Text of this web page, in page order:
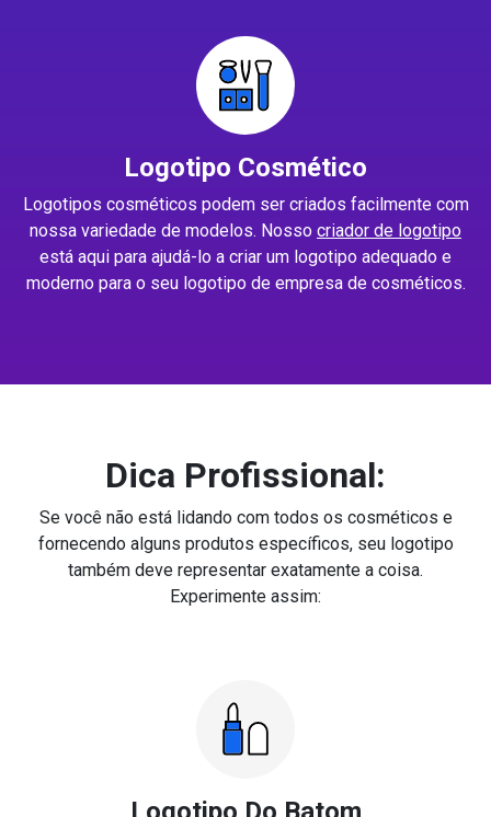
Logotipo Cosmético
Logotipos cosméticos podem ser criados facilmente com
nossa variedade de modelos. Nosso criador de logotipo
está aqui para ajudá-lo a criar um logotipo adequado e
moderno para o seu logotipo de empresa de cosméticos.
Dica Profissional:
Se você não está lidando com todos os cosméticos e
fornecendo alguns produtos específicos, seu logotipo
também deve representar exatamente a coisa.
Experimente assim: